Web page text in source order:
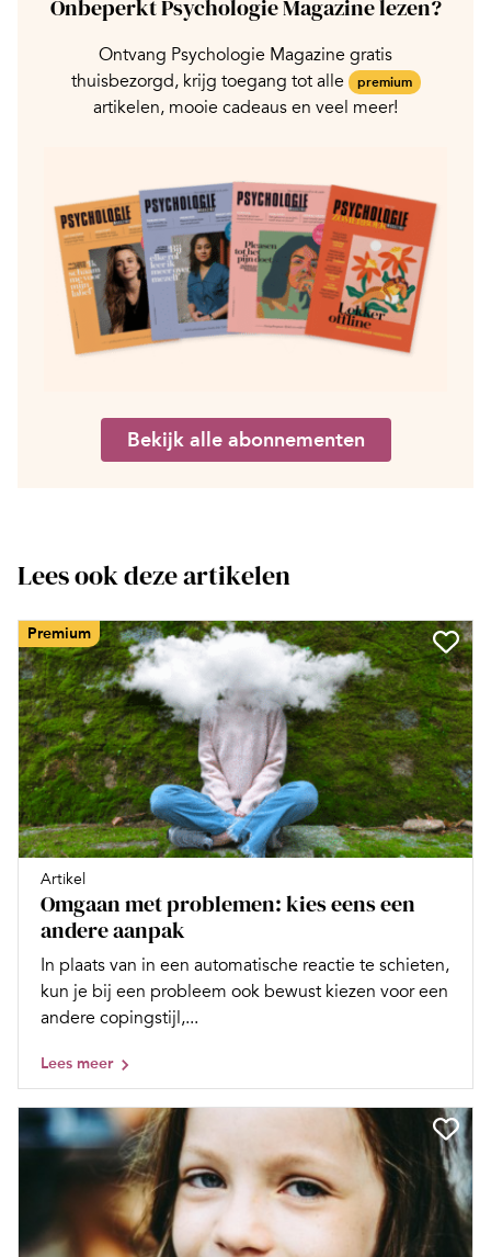
Onbeperkt Psychologie Magazine lezen?
Ontvang Psychologie Magazine gratis
thuisbezorgd, krijg toegang tot alle
premium
artikelen, mooie cadeaus en veel meer!
Bekijk alle abonnementen
Lees ook deze artikelen
Premium
Artikel
Omgaan met problemen: kies eens een
andere aanpak
In plaats van in een automatische reactie te schieten,
kun je bij een probleem ook bewust kiezen voor een
andere copingstijl,...
Lees meer